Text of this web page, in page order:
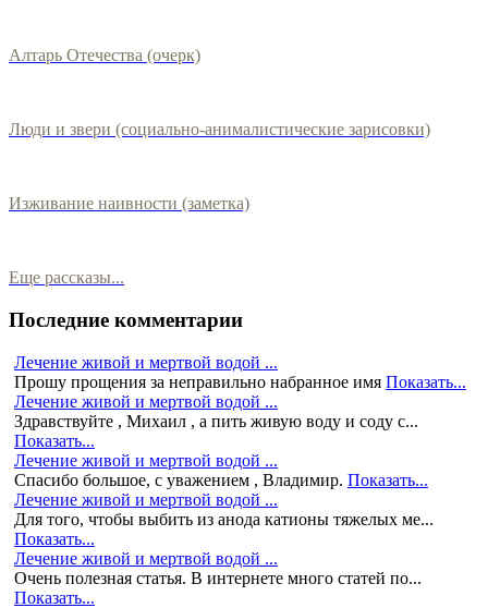
Алтарь Отечества (очерк)
Люди и звери (социально-анималистические зарисовки)
Изживание наивности (заметка)
Еще рассказы...
Последние комментарии
Лечение живой и мертвой водой ...
Прошу прощения за неправильно набранное имя Показать...
Лечение живой и мертвой водой ...
Здравствуйте , Михаил , а пить живую воду и соду с...
Показать...
Лечение живой и мертвой водой ...
Спасибо большое, с уважением , Владимир. Показать...
Лечение живой и мертвой водой ...
Для того, чтобы выбить из анода катионы тяжелых ме...
Показать...
Лечение живой и мертвой водой ...
Очень полезная статья. В интернете много статей по...
Показать...